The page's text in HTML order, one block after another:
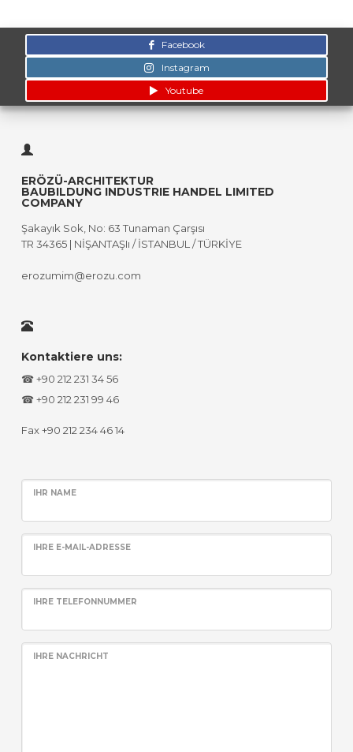
Facebook
Instagram
Youtube
ERÖZÜ-ARCHITEKTUR
BAUBILDUNG INDUSTRIE HANDEL LIMITED
COMPANY
Şakayık Sok, No: 63 Tunaman Çarşısı
TR 34365 | NİŞANTAŞIı / İSTANBUL / TÜRKİYE
erozumim@erozu.com
Kontaktiere uns:
☎ +90 212 231 34 56
☎ +90 212 231 99 46
Fax +90 212 234 46 14
IHR NAME
IHRE E-MAIL-ADRESSE
IHRE TELEFONNUMMER
IHRE NACHRICHT